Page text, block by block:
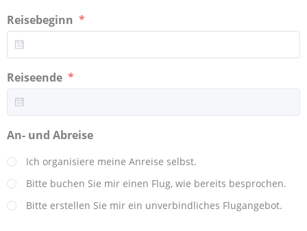
Reisebeginn
Reiseende
An- und Abreise
Ich organisiere meine Anreise selbst.
Bitte buchen Sie mir einen Flug, wie bereits besprochen.
Bitte erstellen Sie mir ein unverbindliches Flugangebot.